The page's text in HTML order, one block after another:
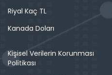
Riyal Kaç TL
Kanada Doları
Kişisel Verilerin Korunması
Politikası